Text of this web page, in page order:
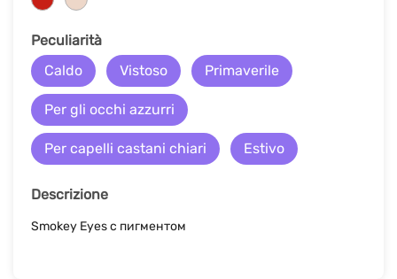
Peculiarità
Caldo
Vistoso Primaverile
Per gli occhi azzurri
Per capelli castani chiari Estivo
Descrizione
Smokey Eyes с пигментом